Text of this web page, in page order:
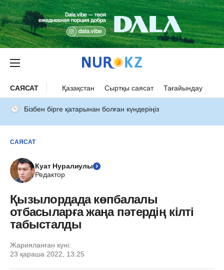
САЯСАТ Қазақстан Сыртқы саясат Тағайындау
Бізбен бірге қатарынан болған күндеріңіз
САЯСАТ
Куат Нуралиулы
Редактор
Қызылордада көпбалалы
отбасыларға жаңа пәтердің кілті
табысталды
Жарияланған күні:
23 қараша 2022, 13:25